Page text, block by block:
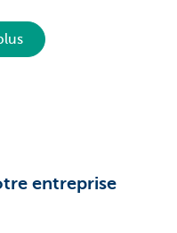
entreprise